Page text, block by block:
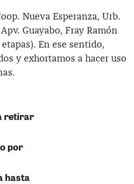
Nueva Esperanza, Urb.
Guayabo, Fray Ramón
En ese sentido,
y exhortamos a hacer uso
retirar
por
hasta